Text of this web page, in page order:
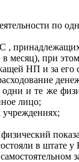
по
,
при
НП и за его
одни и те же
лицо;
учреждениях;
в штате